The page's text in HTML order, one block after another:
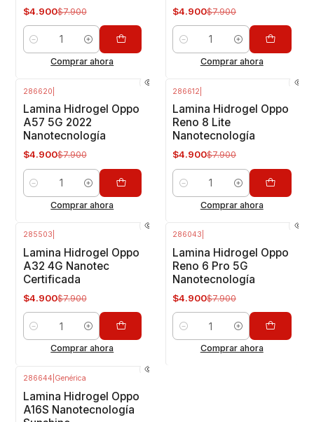
$4.900$7.900
Cantidad
Comprar ahora
$4.900$7.900
Cantidad
Comprar ahora
286620
Lamina Hidrogel Oppo
A57 5G 2022
Nanotecnología
$4.900$7.900
Cantidad
Comprar ahora
286612
Lamina Hidrogel Oppo
Reno 8 Lite
Nanotecnología
$4.900$7.900
Cantidad
Comprar ahora
285503
Lamina Hidrogel Oppo
A32 4G Nanotec
Certificada
$4.900$7.900
Cantidad
Comprar ahora
286043
Lamina Hidrogel Oppo
Reno 6 Pro 5G
Nanotecnología
$4.900$7.900
Cantidad
Comprar ahora
286644 Genérica
Lamina Hidrogel Oppo
A16S Nanotecnología